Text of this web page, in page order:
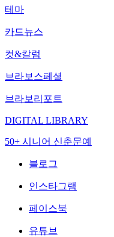
테마
카드뉴스
컷&칼럼
브라보스페셜
브라보리포트
DIGITAL LIBRARY
50+ 시니어 신춘문예
블로그
인스타그램
페이스북
유튜브